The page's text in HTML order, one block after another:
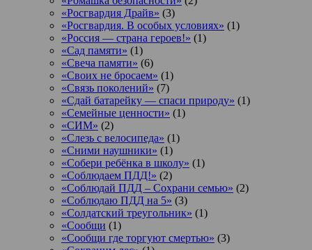
«Росгвардия Драйв» (3)
«Росгвардия. В особых условиях» (1)
«Россия — страна героев!» (1)
«Сад памяти» (1)
«Свеча памяти» (6)
«Своих не бросаем» (1)
«Связь поколений» (7)
«Сдай батарейку — спаси природу» (1)
«Семейные ценности» (1)
«СИМ» (2)
«Слезь с велосипеда» (1)
«Сними наушники» (1)
«Собери ребёнка в школу» (1)
«Соблюдаем ПДД!» (2)
«Соблюдай ПДД – Сохрани семью» (2)
«Соблюдаю ПДД на 5» (3)
«Солдатский треугольник» (1)
«Сообщи (1)
«Сообщи где торгуют смертью» (3)